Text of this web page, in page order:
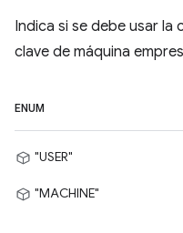
Indica si se debe usar la
clave de máquina
ENUM
"USER"
"MACHINE"